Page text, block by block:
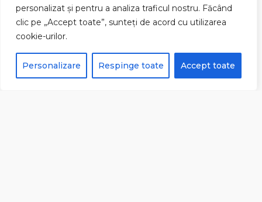
personalizat și pentru a analiza traficul nostru. Făcând
clic pe „Accept toate”, sunteți de acord cu utilizarea
cookie-urilor.
Personalizare Respinge toate Accept toate
CONTACT
vanzari@pavajele.ro
PROGRAM DE LUCRU